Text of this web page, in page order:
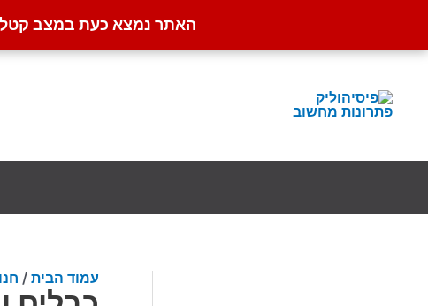
האתר נמצא כעת במצב
דילוג
עמוד הבית /